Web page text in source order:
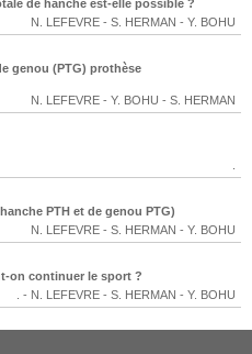
de hanche est-elle possible ?
N. LEFEVRE - S. HERMAN - Y. BOHU
genou (PTG) prothèse
N. LEFEVRE - Y. BOHU - S. HERMAN
PTH et de genou PTG)
N. LEFEVRE - S. HERMAN - Y. BOHU
on continuer le sport ?
- N. LEFEVRE - S. HERMAN - Y. BOHU